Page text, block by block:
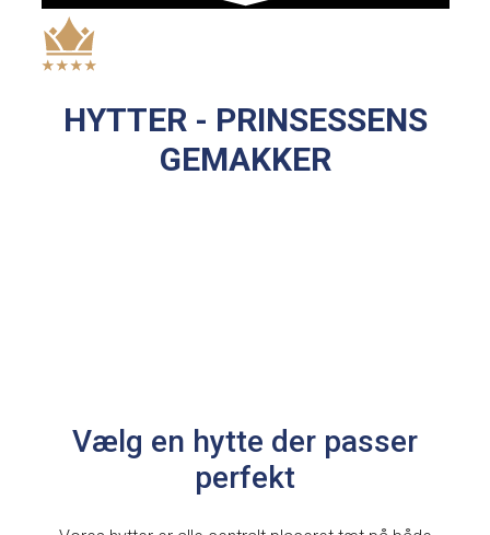
HYTTER - PRINSESSENS
GEMAKKER
Vælg en hytte der passer
perfekt